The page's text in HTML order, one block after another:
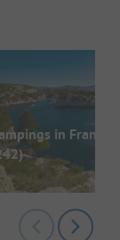
in